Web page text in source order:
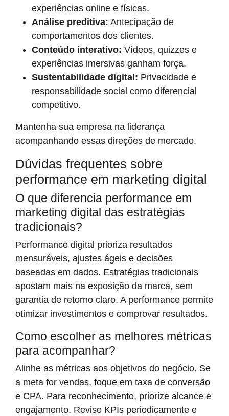
experiências online e físicas.
Análise preditiva: Antecipação de
comportamentos dos clientes.
Conteúdo interativo: Vídeos, quizzes e
experiências imersivas ganham força.
Sustentabilidade digital: Privacidade e
responsabilidade social como diferencial
competitivo.
Mantenha sua empresa na liderança
acompanhando essas direções de mercado.
Dúvidas frequentes sobre
performance em marketing digital
O que diferencia performance em
marketing digital das estratégias
tradicionais?
Performance digital prioriza resultados
mensuráveis, ajustes ágeis e decisões
baseadas em dados. Estratégias tradicionais
apostam mais na exposição da marca, sem
garantia de retorno claro. A performance permite
otimizar investimentos e comprovar resultados.
Como escolher as melhores métricas
para acompanhar?
Alinhe as métricas aos objetivos do negócio. Se
a meta for vendas, foque em taxa de conversão
e CPA. Para reconhecimento, priorize alcance e
engajamento. Revise KPIs periodicamente e